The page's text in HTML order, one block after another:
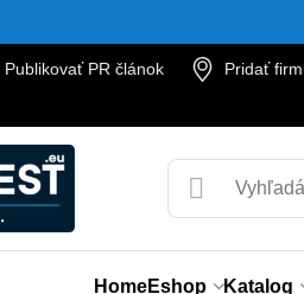
Publikovať PR článok
Pridať
HomeEshop Katalog